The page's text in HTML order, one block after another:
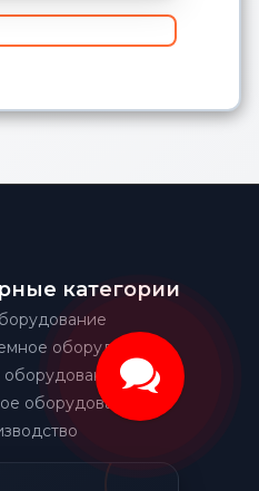
категории
оборудование
оборудование
оборудование